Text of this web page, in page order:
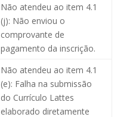
Não atendeu ao item 4.1
(j): Não enviou o
comprovante de
pagamento da inscrição.
Não atendeu ao item 4.1
(e): Falha na submissão
do Currículo Lattes
elaborado diretamente